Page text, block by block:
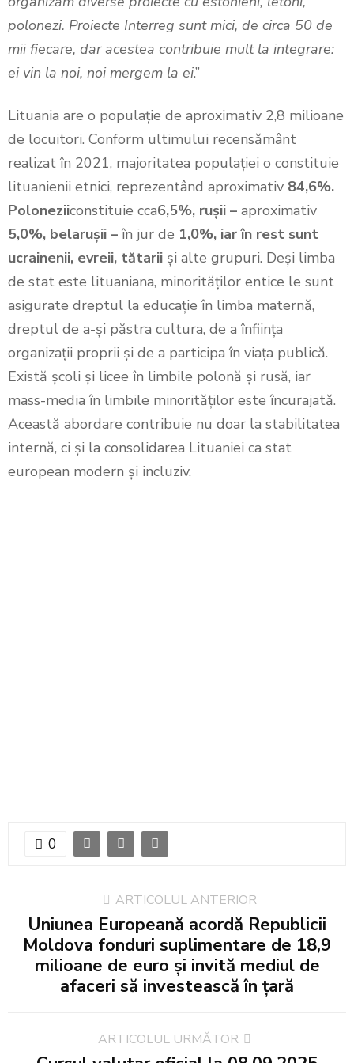
polonezi. Proiecte Interreg sunt mici, de circa 50 de
mii fiecare, dar acestea contribuie mult la integrare:
ei vin la noi, noi mergem la ei.”
Lituania are o populație de aproximativ 2,8 milioane
de locuitori. Conform ultimului recensământ
realizat în 2021, majoritatea populației o constituie
lituanienii etnici, reprezentând aproximativ 84,6%.
Poloneziiconstituie cca6,5%, rușii – aproximativ
5,0%, belarușii – în jur de 1,0%, iar în rest sunt
ucrainenii, evreii, tătarii și alte grupuri. Deși limba
de stat este lituaniana, minorităților entice le sunt
asigurate dreptul la educație în limba maternă,
dreptul de a-și păstra cultura, de a înființa
organizații proprii și de a participa în viața publică.
Există școli și licee în limbile polonă și rusă, iar
mass-media în limbile minorităților este încurajată.
Această abordare contribuie nu doar la stabilitatea
internă, ci și la consolidarea Lituaniei ca stat
european modern și incluziv.
0
ARTICOLUL ANTERIOR
Uniunea Europeană acordă Republicii
Moldova fonduri suplimentare de 18,9
milioane de euro și invită mediul de
afaceri să investească în țară
ARTICOLUL URMĂTOR